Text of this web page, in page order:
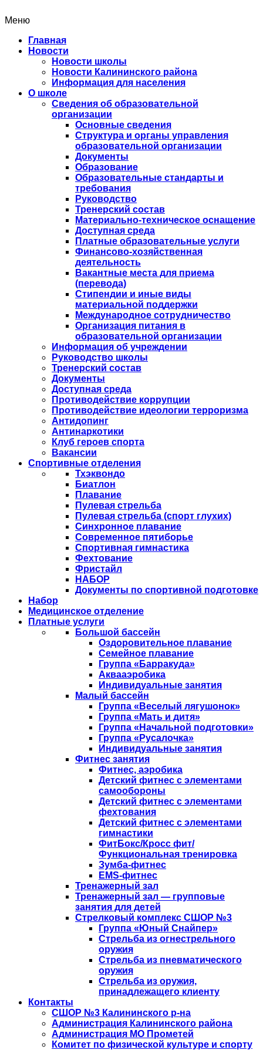
Меню
Главная
Новости
Новости школы
Новости Калининского района
Информация для населения
О школе
Сведения об образовательной
организации
Основные сведения
Структура и органы управления
образовательной организации
Документы
Образование
Образовательные стандарты и
требования
Руководство
Тренерский состав
Материально-техническое оснащение
Доступная среда
Платные образовательные услуги
Финансово-хозяйственная
деятельность
Вакантные места для приема
(перевода)
Стипендии и иные виды
материальной поддержки
Международное сотрудничество
Организация питания в
образовательной организации
Информация об учреждении
Руководство школы
Тренерский состав
Документы
Доступная среда
Противодействие коррупции
Противодействие идеологии терроризма
Антидопинг
Антинаркотики
Клуб героев спорта
Вакансии
Спортивные отделения
Тхэквондо
Биатлон
Плавание
Пулевая стрельба
Пулевая стрельба (спорт глухих)
Синхронное плавание
Современное пятиборье
Спортивная гимнастика
Фехтование
Фристайл
НАБОР
Документы по спортивной подготовке
Набор
Медицинское отделение
Платные услуги
Большой бассейн
Оздоровительное плавание
Семейное плавание
Группа «Барракуда»
Аквааэробика
Индивидуальные занятия
Малый бассейн
Группа «Веселый лягушонок»
Группа «Мать и дитя»
Группа «Начальной подготовки»
Группа «Русалочка»
Индивидуальные занятия
Фитнес занятия
Фитнес, аэробика
Детский фитнес с элементами
самообороны
Детский фитнес с элементами
фехтования
Детский фитнес с элементами
гимнастики
ФитБокс/Кросс фит/
Функциональная тренировка
Зумба-фитнес
EMS-фитнес
Тренажерный зал
Тренажерный зал — групповые
занятия для детей
Стрелковый комплекс СШОР №3
Группа «Юный Снайпер»
Стрельба из огнестрельного
оружия
Стрельба из пневматического
оружия
Стрельба из оружия,
принадлежащего клиенту
Контакты
СШОР №3 Калининского р-на
Администрация Калининского района
Администрация МО Прометей
Комитет по физической культуре и спорту